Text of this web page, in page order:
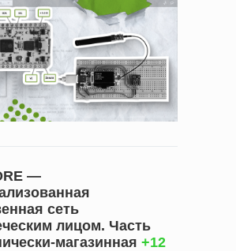
—
сеть
лицом. Часть
+12